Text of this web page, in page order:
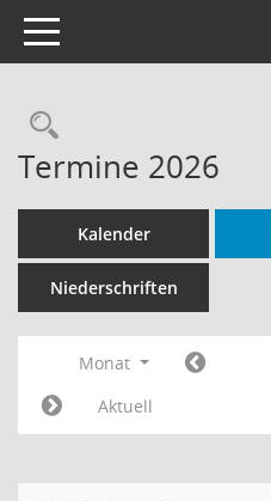
Toggle navigation
Termine 2026
Kalender
Niederschriften
Monat
Aktuell